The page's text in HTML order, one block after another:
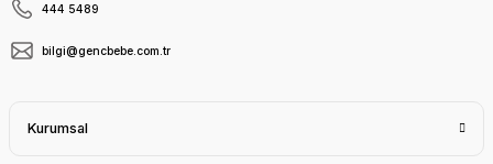
444 5489
bilgi@gencbebe.com.tr
Kurumsal